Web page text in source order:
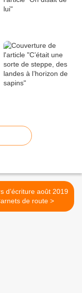
d’écriture août 2019
Carnets de route >